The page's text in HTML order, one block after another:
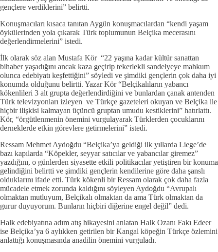
gençlere verdiklerini” belirtti.
Konuşmacıları kısaca tanıtan Aygün konuşmacılardan “kendi yaşam
öykülerinden yola çıkarak Türk toplumunun Belçika mecerasını
değerlendirmelerini” istedi.
İlk olarak söz alan Mustafa Kör “22 yaşına kadar kültür sanattan
bihaber yaşadığını ancak kaza geçirip tekerlekli sandelyeye mahkum
olunca edebiyatı keşfettiğini” söyledi ve şimdiki gençlerin çok daha iyi
konumda olduğunu belirtti. Yazar Kör “Belçikalıların yabancı
kökenlileri 3 alt grupta değerlendirdiğini ve bunlardan çanak antenden
Türk televizyonları izleyen ve Türkçe gazeteleri okuyan ve Belçika ile
hiçbir ilişkisi kalmayan üçüncü gruptan umudu kestiklerini” hatırlattı.
Kör, “örgütlenmenin önemini vurgulayarak Türklerden çocuklarını
derneklerde etkin görevlere getirmelerini” istedi.
Ressam Mehmet Aydoğdu “Belçika’ya geldiği ilk yıllarda Liege’de
bazı kapılarda “Köpekler, seyyar satıcılar ve yabancılar giremez”
yazdığını, o günlerden siyasette etkili politikacılar yetiştiren bir konuma
gelindiğini belirtti ve şimdiki gençlerin kendilerine göre daha şanslı
olduklarını ifade etti. Türk kökenli bir Ressam olarak çok daha fazla
mücadele etmek zorunda kaldığını söyleyen Aydoğdu “Avrupalı
olmaktan mutluyum, Belçikalı olmaktan da ama Türk olmaktan da
gurur duyuyorum. Bunların hiçbiri diğerine engel değil” dedi.
Halk edebiyatına adım atış hikayesini anlatan Halk Ozanı Fakı Edeer
ise Belçika’ya 6 aylıkken getirilen bir Kangal köpeğin Türkçe özlemini
anlattığı konuşmasında anadilin önemini vurguladı.